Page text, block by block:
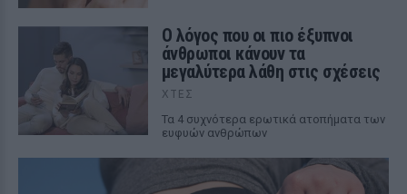
Ο λόγος που οι πιο έξυπνοι
άνθρωποι κάνουν τα
μεγαλύτερα λάθη στις σχέσεις
ΧΤΕΣ
Τα 4 συχνότερα ερωτικά ατοπήματα των
ευφυών ανθρώπων